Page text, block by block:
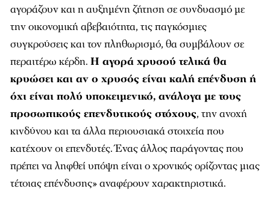
αγοράζουν και η αυξημένη ζήτηση σε συνδυασμό με
την οικονομική αβεβαιότητα, τις παγκόσμιες
συγκρούσεις και τον πληθωρισμό, θα συμβάλουν σε
περαιτέρω κέρδη. Η αγορά χρυσού τελικά θα
κρυώσει και αν ο χρυσός είναι καλή επένδυση ή
όχι είναι πολύ υποκειμενικό, ανάλογα με τους
προσωπικούς επενδυτικούς στόχους, την ανοχή
κινδύνου και τα άλλα περιουσιακά στοιχεία που
κατέχουν οι επενδυτές. Ένας άλλος παράγοντας που
πρέπει να ληφθεί υπόψη είναι ο χρονικός ορίζοντας μιας
τέτοιας επένδυσης» αναφέρουν χαρακτηριστικά.